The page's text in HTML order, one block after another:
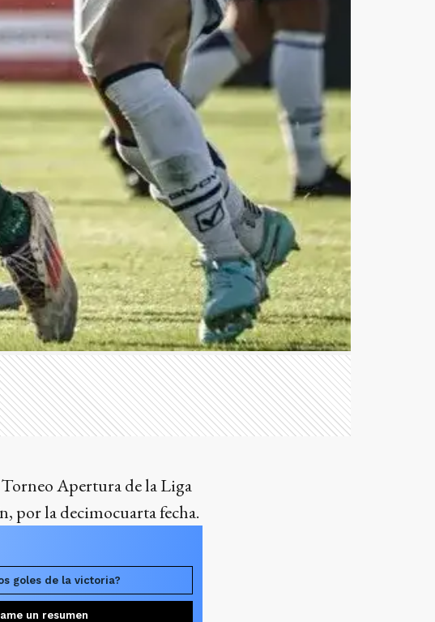
Apertura de la Liga
por la decimocuarta fecha.
goles de la victoria?
un resumen